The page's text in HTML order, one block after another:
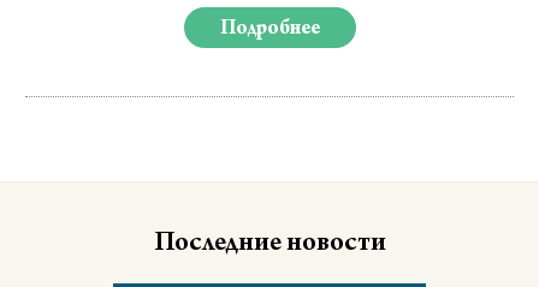
Подробнее
Последние новости